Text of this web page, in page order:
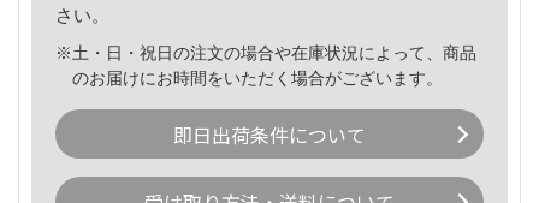
さい。
※土・日・祝日の注文の場合や在庫状況によって、商品
のお届けにお時間をいただく場合がございます。
即日出荷条件について